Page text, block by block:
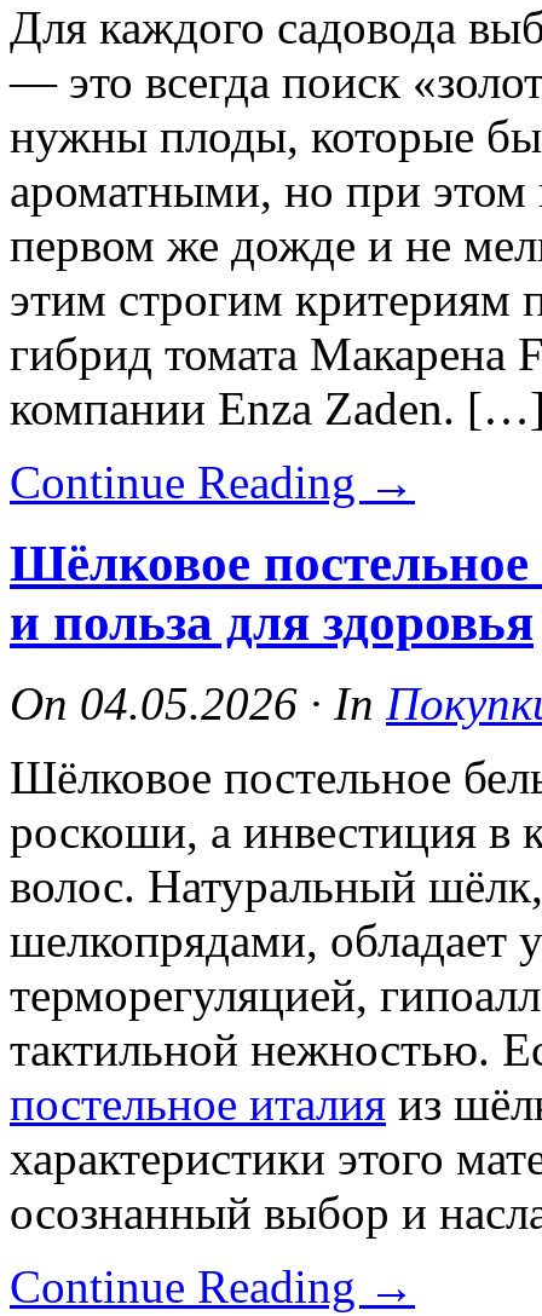
Для каждого садовода
— это всегда поиск
нужны плоды, которые
ароматными, но при этом
первом же дожде и не
этим строгим критериям
гибрид томата Макарена
компании Enza Zaden.
Continue Reading →
Шёлковое
и польза для здоровья
On 04.05.2026 · In
Шёлковое постельное
роскоши, а инвестиция в
волос. Натуральный
шелкопрядами, обладает
терморегуляцией,
тактильной нежностью.
постельное италия из
характеристики этого
осознанный выбор и
Continue Reading →